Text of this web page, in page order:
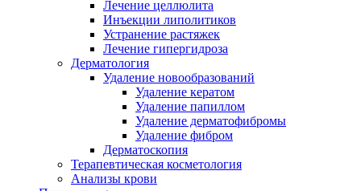
Лечение целлюлита
Инъекции липолитиков
Устранение растяжек
Лечение гипергидроза
Дерматология
Удаление новообразований
Удаление кератом
Удаление папиллом
Удаление дерматофибромы
Удаление фибром
Дерматоскопия
Терапевтическая косметология
Анализы крови